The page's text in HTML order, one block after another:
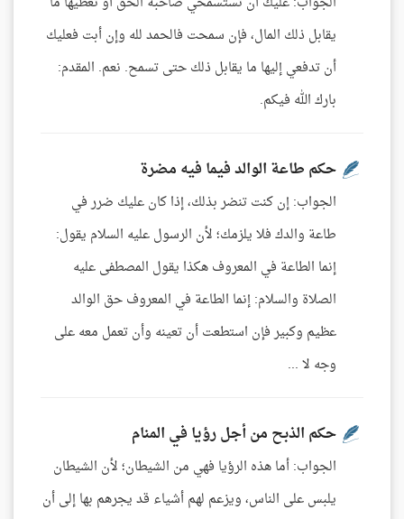
يقابل ذلك المال، فإن سمحت فالحمد لله وإن أبت فعليك
أن تدفعي إليها ما يقابل ذلك حتى تسمح. نعم. المقدم:
بارك الله فيكم.
حكم طاعة الوالد فيما فيه مضرة
الجواب: إن كنت تنضر بذلك، إذا كان عليك ضرر في
طاعة والدك فلا يلزمك؛ لأن الرسول عليه السلام يقول:
إنما الطاعة في المعروف هكذا يقول المصطفى عليه
الصلاة والسلام: إنما الطاعة في المعروف حق الوالد
عظيم وكبير فإن استطعت أن تعينه وأن تعمل معه على
وجه لا ...
حكم الذبح من أجل رؤيا في المنام
الجواب: أما هذه الرؤيا فهي من الشيطان؛ لأن الشيطان
يلبس على الناس، ويزعم لهم أشياء قد يجرهم بها إلى أن